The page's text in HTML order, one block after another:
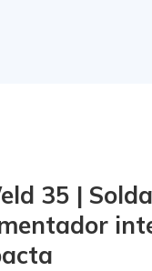
35 |